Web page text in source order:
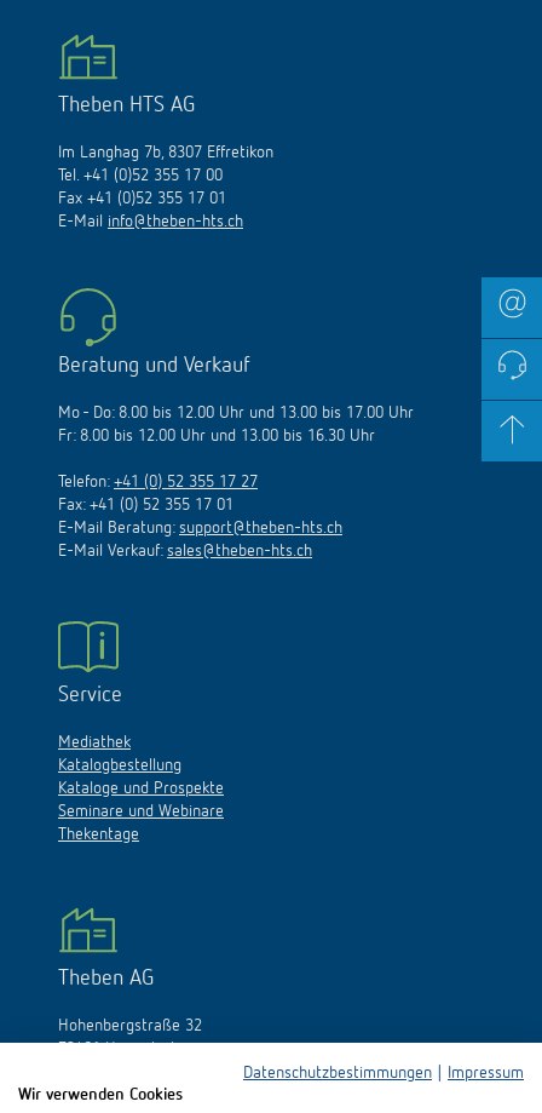
Theben HTS AG
Im Langhag 7b, 8307 Effretikon
Tel. +41 (0)52 355 17 00
Fax +41 (0)52 355 17 01
E-Mail info@theben-hts.ch
Beratung und Verkauf
Mo - Do: 8.00 bis 12.00 Uhr und 13.00 bis 17.00 Uhr
Fr: 8.00 bis 12.00 Uhr und 13.00 bis 16.30 Uhr
Telefon: +41 (0) 52 355 17 27
Fax: +41 (0) 52 355 17 01
E-Mail Beratung: support@theben-hts.ch
E-Mail Verkauf: sales@theben-hts.ch
Service
Mediathek
Katalogbestellung
Kataloge und Prospekte
Seminare und Webinare
Thekentage
Theben AG
Hohenbergstraße 32
Datenschutzbestimmungen
Impressum
Wir verwenden Cookies